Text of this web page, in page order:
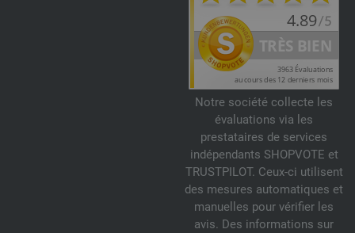
Notre société collecte les
évaluations via les
prestataires de services
indépendants SHOPVOTE et
TRUSTPILOT. Ceux-ci utilisent
des mesures automatiques et
manuelles pour vérifier les
avis. Des informations sur